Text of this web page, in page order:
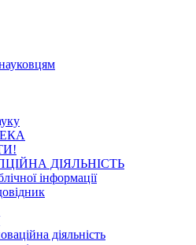
ДІЯЛЬНІСТЬ
інформації
діяльність